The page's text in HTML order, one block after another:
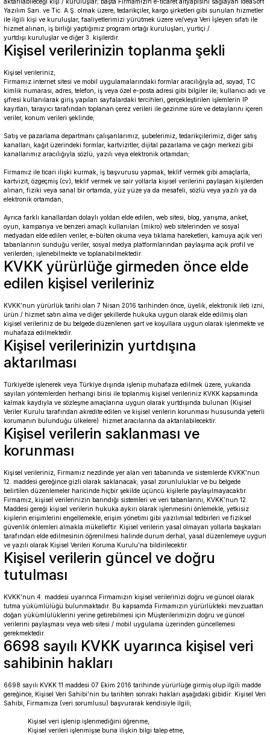
Yazılım San. ve Tic. A.Ş. olmak üzere, tedarikçiler, kargo şirketleri gibi sunulan hizmetler
ile ilgili kişi ve kuruluşlar, faaliyetlerimizi yürütmek üzere ve/veya Veri İşleyen sıfatı ile
hizmet alınan, iş birliği yaptığımız program ortağı kuruluşları, yurtiçi /
yurtdışı kuruluşlar ve diğer 3. kişilerdir.
Kişisel verilerinizin toplanma şekli
Kişisel verileriniz,
Firmamız internet sitesi ve mobil uygulamalarındaki formlar aracılığıyla ad, soyad, TC
kimlik numarası, adres, telefon, iş veya özel e-posta adresi gibi bilgiler ile; kullanıcı adı ve
şifresi kullanılarak giriş yapılan sayfalardaki tercihleri, gerçekleştirilen işlemlerin IP
kayıtları, tarayıcı tarafından toplanan çerez verileri ile gezinme süre ve detaylarını içeren
veriler, konum verileri şeklinde;
Satış ve pazarlama departmanı çalışanlarımız, şubelerimiz, tedarikçilerimiz, diğer satış
kanalları, kağıt üzerindeki formlar, kartvizitler, dijital pazarlama ve çağrı merkezi gibi
kanallarımız aracılığıyla sözlü, yazılı veya elektronik ortamdan;
Firmamız ile ticari ilişki kurmak, iş başvurusu yapmak, teklif vermek gibi amaçlarla,
kartvizit, özgeçmiş (cv), teklif vermek ve sair yollarla kişisel verilerini paylaşan kişilerden
alınan, fiziki veya sanal bir ortamda, yüz yüze ya da mesafeli, sözlü veya yazılı ya da
elektronik ortamdan;
Ayrıca farklı kanallardan dolaylı yoldan elde edilen, web sitesi, blog, yarışma, anket,
oyun, kampanya ve benzeri amaçlı kullanılan (mikro) web sitelerinden ve sosyal
medyadan elde edilen veriler, e-bülten okuma veya tıklama hareketleri, kamuya açık veri
tabanlarının sunduğu veriler, sosyal medya platformlarından paylaşıma açık profil ve
verilerden; işlenebilmekte ve toplanabilmektedir.
KVKK yürürlüğe girmeden önce elde
edilen kişisel verileriniz
KVKK’nun yürürlük tarihi olan 7 Nisan 2016 tarihinden önce, üyelik, elektronik ileti izni,
ürün / hizmet satın alma ve diğer şekillerde hukuka uygun olarak elde edilmiş olan
kişisel verileriniz de bu belgede düzenlenen şart ve koşullara uygun olarak işlenmekte ve
muhafaza edilmektedir.
Kişisel verilerinizin yurtdışına
aktarılması
Türkiye’de işlenerek veya Türkiye dışında işlenip muhafaza edilmek üzere, yukarıda
sayılan yöntemlerden herhangi birisi ile toplanmış kişisel verileriniz KVKK kapsamında
kalmak kaydıyla ve sözleşme amaçlarına uygun olarak yurtdışında bulunan (Kişisel
Veriler Kurulu tarafından akredite edilen ve kişisel verilerin korunması hususunda yeterli
korumanın bulunduğu ülkelere) hizmet aracılarına da aktarılabilecektir.
Kişisel verilerin saklanması ve
korunması
Kişisel verileriniz, Firmamız nezdinde yer alan veri tabanında ve sistemlerde KVKK’nun
12. maddesi gereğince gizli olarak saklanacak; yasal zorunluluklar ve bu belgede
belirtilen düzenlemeler haricinde hiçbir şekilde üçüncü kişilerle paylaşılmayacaktır.
Firmamız, kişisel verilerinizin barındığı sistemleri ve veri tabanlarını, KVKK’nun 12.
Maddesi gereği kişisel verilerin hukuka aykırı olarak işlenmesini önlemekle, yetkisiz
kişilerin erişimlerini engellemekle, erişim yönetimi gibi yazılımsal tedbirleri ve fiziksel
güvenlik önlemleri almakla mükelleftir. Kişisel verilerin yasal olmayan yollarla başkaları
tarafından elde edilmesinin öğrenilmesi halinde durum derhal, yasal düzenlemeye uygun
ve yazılı olarak Kişisel Verileri Koruma Kurulu’na bildirilecektir.
Kişisel verilerin güncel ve doğru
tutulması
KVKK’nun 4. maddesi uyarınca Firmamızın kişisel verilerinizi doğru ve güncel olarak
tutma yükümlülüğü bulunmaktadır. Bu kapsamda Firmamızın yürürlükteki mevzuattan
doğan yükümlülüklerini yerine getirebilmesi için Müşterilerimizin doğru ve güncel
verilerini paylaşması veya web sitesi / mobil uygulama üzerinden güncellemesi
gerekmektedir.
6698 sayılı KVKK uyarınca kişisel veri
sahibinin hakları
6698 sayılı KVKK 11.maddesi 07 Ekim 2016 tarihinde yürürlüğe girmiş olup ilgili madde
gereğince, Kişisel Veri Sahibi’nin bu tarihten sonraki hakları aşağıdaki gibidir: Kişisel Veri
Sahibi, Firmamıza (veri sorumlusu) başvurarak kendisiyle ilgili;
Kişisel veri işlenip işlenmediğini öğrenme,
Kişisel verileri işlenmişse buna ilişkin bilgi talep etme,